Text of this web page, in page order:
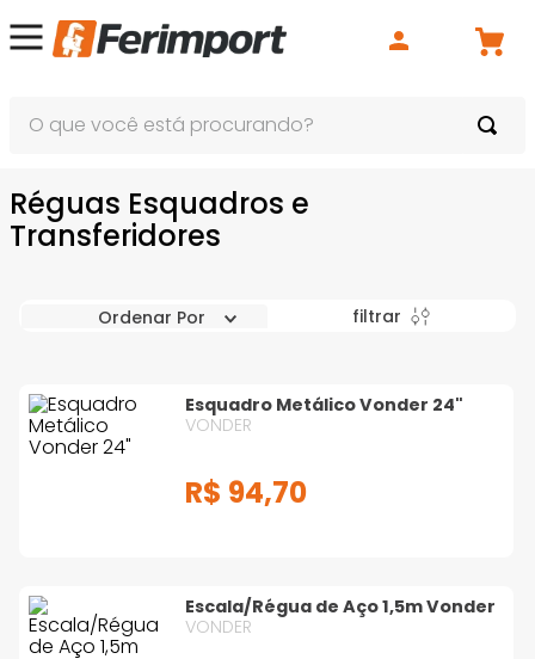
Réguas Esquadros e
Transferidores
Ordenar Por filtrar
Esquadro Metálico Vonder 24"
VONDER
R$ 94,70
Escala/Régua de Aço 1,5m Vonder
VONDER